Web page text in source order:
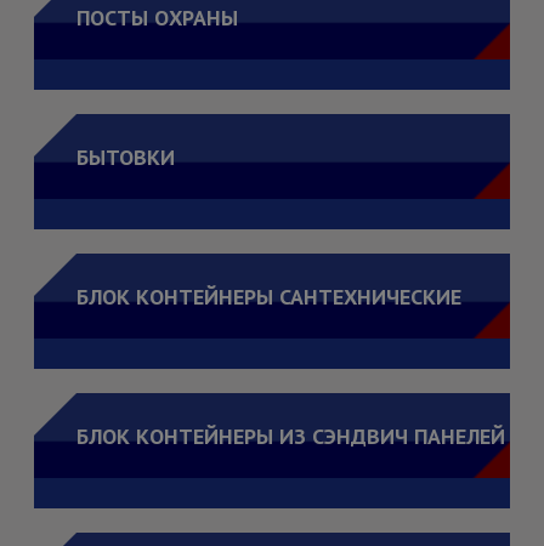
ПОСТЫ ОХРАНЫ
БЫТОВКИ
БЛОК КОНТЕЙНЕРЫ САНТЕХНИЧЕСКИЕ
БЛОК КОНТЕЙНЕРЫ ИЗ СЭНДВИЧ ПАНЕЛЕЙ